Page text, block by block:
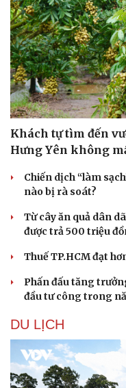
Sản phụ khoa
Nhi khoa
Nam khoa
Làm đẹp - giảm cân
Phòng mạch online
Ăn sạch sống khỏe
Khách tự tìm đến
Hưng Yên không
Chiến dịch “làm
nào bị rà soát?
Từ cây ăn quả dân
được trả 500 triệu
Thuế TP.HCM đạt
Phấn đấu tăng
đầu tư công trong
DU LỊCH